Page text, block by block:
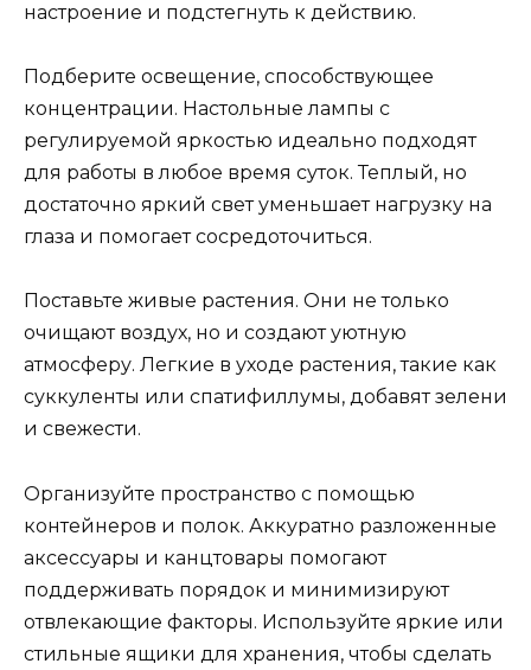
настроение и подстегнуть к действию.
Подберите освещение, способствующее
концентрации. Настольные лампы с
регулируемой яркостью идеально подходят
для работы в любое время суток. Теплый, но
достаточно яркий свет уменьшает нагрузку на
глаза и помогает сосредоточиться.
Поставьте живые растения. Они не только
очищают воздух, но и создают уютную
атмосферу. Легкие в уходе растения, такие как
суккуленты или спатифиллумы, добавят зелени
и свежести.
Организуйте пространство с помощью
контейнеров и полок. Аккуратно разложенные
аксессуары и канцтовары помогают
поддерживать порядок и минимизируют
отвлекающие факторы. Используйте яркие или
стильные ящики для хранения, чтобы сделать